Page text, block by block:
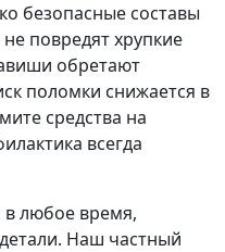
безопасные составы
повредят хрупкие
обретают
поломки снижается в
средства на
всегда
в любое время,
Наш частный